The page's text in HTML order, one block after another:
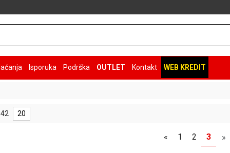
Isporuka Podrška OUTLET Kontakt WEB KREDIT
20
« 1 2 3 »